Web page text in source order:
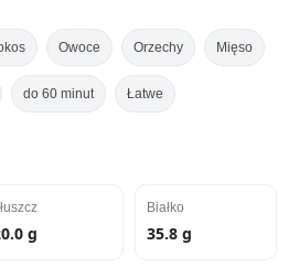
Owoce Orzechy Mięso
do 60 minut Łatwe
g
Białko
35.8 g